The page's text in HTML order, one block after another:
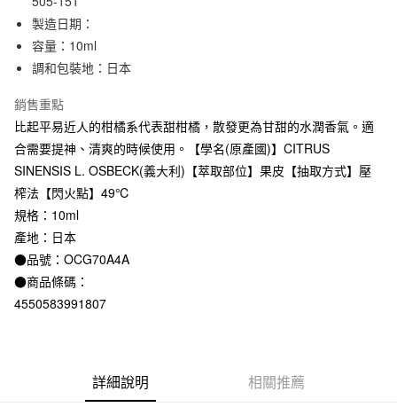
每筆NT$65，滿NT$1,000(含以上)免運費
宅配
每筆NT$150，滿NT$2,000(含以上)免運費
無印良品門市自取
免運費
製造日期：
容量：10ml
調和包裝地：日本
銷售重點
比起平易近人的柑橘系代表甜柑橘，散發更為甘甜的水潤香氣。適
合需要提神、清爽的時候使用。【學名(原產國)】CITRUS
SINENSIS L. OSBECK(義大利)【萃取部位】果皮【抽取方式】壓
榨法【閃火點】49℃
規格：10ml
產地：日本
●品號：OCG70A4A
●商品條碼：
4550583991807
詳細說明 相關推薦